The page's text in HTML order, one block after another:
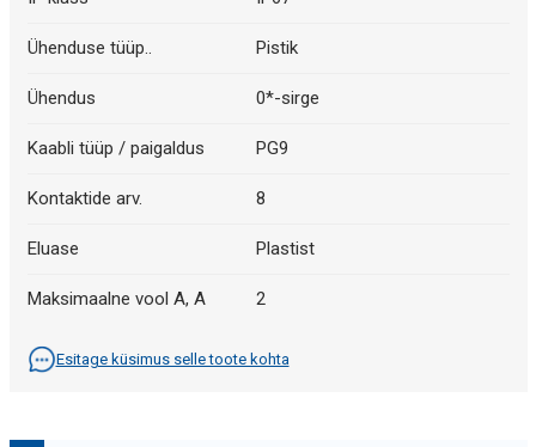
Ühenduse tüüp.. Pistik
Ühendus 0*-sirge
Kaabli tüüp / paigaldus PG9
Kontaktide arv. 8
Eluase Plastist
Maksimaalne vool A, A 2
Esitage küsimus selle toote kohta